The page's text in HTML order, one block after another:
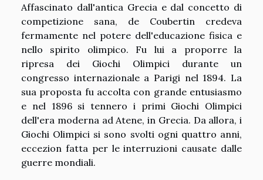
Affascinato dall'antica Grecia e dal concetto di
competizione sana, de Coubertin credeva
fermamente nel potere dell'educazione fisica e
nello spirito olimpico. Fu lui a proporre la
ripresa dei Giochi Olimpici durante un
congresso internazionale a Parigi nel 1894. La
sua proposta fu accolta con grande entusiasmo
e nel 1896 si tennero i primi Giochi Olimpici
dell'era moderna ad Atene, in Grecia. Da allora, i
Giochi Olimpici si sono svolti ogni quattro anni,
eccezion fatta per le interruzioni causate dalle
guerre mondiali.